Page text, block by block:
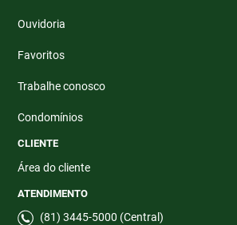
Ouvidoria
Favoritos
Trabalhe conosco
Condomínios
CLIENTE
Área do cliente
ATENDIMENTO
(81) 3445-5000 (Central)